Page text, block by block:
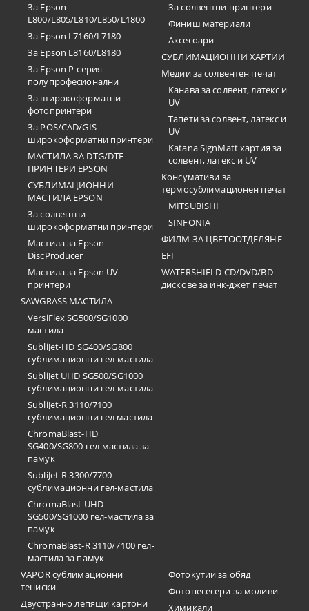
За Epson
L800/L805/L810/L850/L1800
За Epson L7160/L7180
За Epson L8160/L8180
За Epson P-серия
полупрофесионални
За широкоформатни
фотопринтери
За POS/CAD/GIS
широкоформатни принтери
МАСТИЛА ЗА DTG/DTF
ПРИНТЕРИ EPSON
СУБЛИМАЦИОННИ
МАСТИЛА EPSON
За солвентни
широкоформатни принтери
Мастила за Epson
DiscProducer
Мастила за Epson UV
принтери
SAWGRASS МАСТИЛА
VersiFlex SG500/SG1000
мастила
SubliJet-HD SG400/SG800
сублимационни гел-мастила
SubliJet UHD SG500/SG1000
сублимационни гел-мастила
SubliJet-R 3110/7100
сублимационни гел мастила
ChromaBlast-HD
SG400/SG800 гел-мастила за
памук
SubliJet-R 3300/7700
сублимационни гел-мастила
ChromaBlast UHD
SG500/SG1000 гел-мастила за
памук
ChromaBlast-R 3110/7100 гел-
мастила за памук
За солвентни принтери
Финиш материали
Аксесоари
СУБЛИМАЦИОННИ ХАРТИИ
Медии за солвентен печат
Канава за солвент, латекс и
UV
Тапети за солвент, латекс и
UV
Katana SignMatt хартия за
солвент, латекс и UV
Консумативи за
термосублимационен печат
MITSUBISHI
SINFONIA
ФИЛМ ЗА ЦВЕТООТДЕЛЯНЕ
EFI
WATERSHIELD CD/DVD/BD
дискове за инк-джет печат
VAPOR сублимационни
тениски
Двустранно лепящи картони
Фотокутии за обяд
Фотонесесери за моливи
Химикали